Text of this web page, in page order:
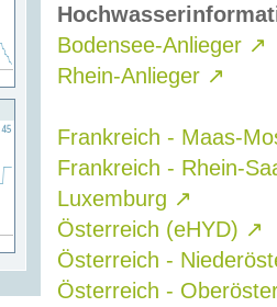
Bodensee-Anlieger ↗
Rhein-Anlieger ↗
Frankreich - Maas-
Frankreich - Rhein-
Luxemburg ↗
Österreich (eHYD) ↗
Österreich -
Österreich -